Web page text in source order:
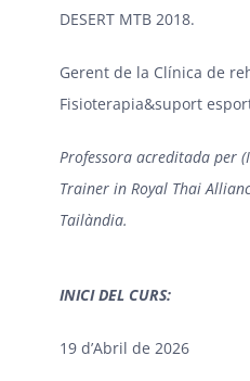
DESERT MTB 2018.
Gerent de la Clínica de
Fisioterapia&suport
Professora acreditada per
Trainer in Royal Thai
Tailàndia.
INICI DEL CURS:
19 d’Abril de 2026